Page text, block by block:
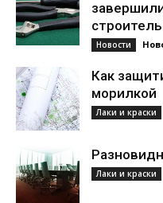
Новости
Как
морилкой
Лаки и краски
Лаки и краски